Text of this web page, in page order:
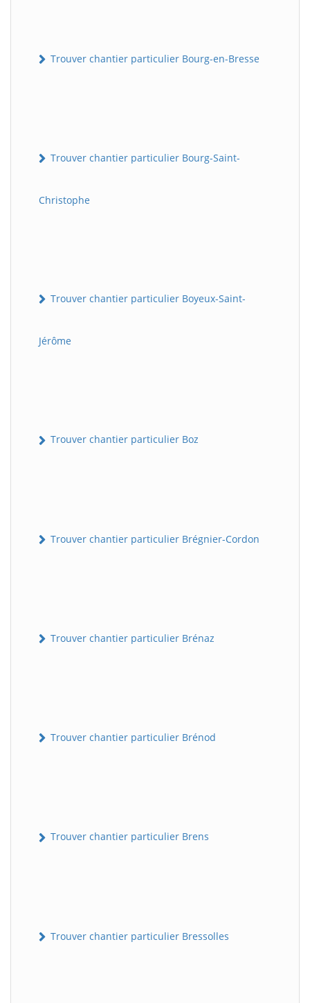
Trouver chantier particulier Bourg-en-Bresse
Trouver chantier particulier Bourg-Saint-
Christophe
Trouver chantier particulier Boyeux-Saint-
Jérôme
Trouver chantier particulier Boz
Trouver chantier particulier Brégnier-Cordon
Trouver chantier particulier Brénaz
Trouver chantier particulier Brénod
Trouver chantier particulier Brens
Trouver chantier particulier Bressolles